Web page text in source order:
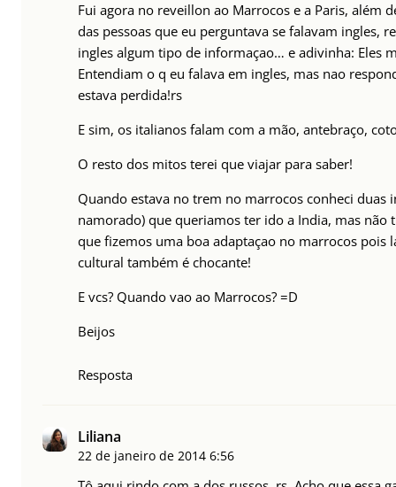
Fui agora no reveillon ao Marrocos e a Paris, além
das pessoas que eu perguntava se falavam ingles,
ingles algum tipo de informaçao… e adivinha: Eles
Entendiam o q eu falava em ingles, mas nao
estava perdida!rs
E sim, os italianos falam com a mão, antebraço,
O resto dos mitos terei que viajar para saber!
Quando estava no trem no marrocos conheci duas
namorado) que queriamos ter ido a India, mas
que fizemos uma boa adaptaçao no marrocos pois
cultural também é chocante!
E vcs? Quando vao ao Marrocos? =D
Beijos
Resposta
Liliana
22 de janeiro de 2014 6:56